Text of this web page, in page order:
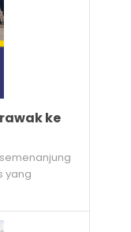
ke
yang